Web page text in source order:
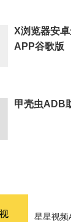
X浏览器安
APP谷歌版
甲壳虫ADB
星星视频